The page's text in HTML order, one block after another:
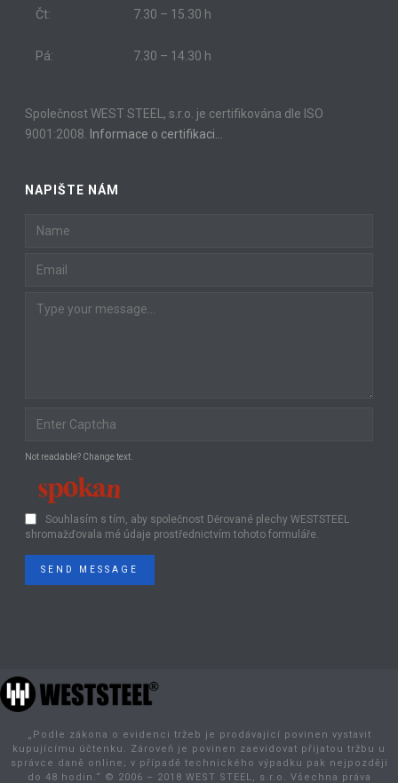
Čt: 7.30 – 15.30 h
Pá: 7.30 – 14.30 h
Společnost WEST STEEL, s.r.o. je certifikována dle ISO
9001:2008. Informace o certifikaci…
NAPIŠTE NÁM
Not readable? Change text.
Souhlasím s tím, aby společnost Děrované plechy WESTSTEEL
shromažďovala mé údaje prostřednictvím tohoto formuláře.
SEND MESSAGE
„Podle zákona o evidenci tržeb je prodávající povinen vystavit
kupujícímu účtenku. Zároveň je povinen zaevidovat přijatou tržbu u
správce daně online; v případě technického výpadku pak nejpozději
do 48 hodin.“ © 2006 – 2018 WEST STEEL, s.r.o. Všechna práva